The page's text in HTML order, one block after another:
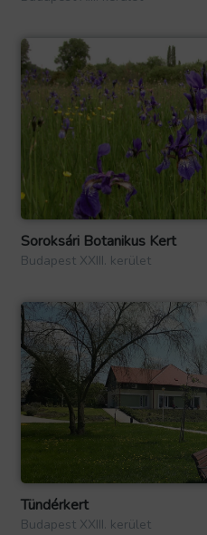
Soroksári Botanikus Kert
Budapest XXIII. kerület
Tündérkert
Budapest XXIII. kerület